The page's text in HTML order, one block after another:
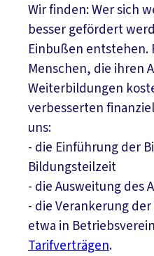
Wir finden: Wer sich
besser gefördert
Einbußen entstehen.
Menschen, die ihren
Weiterbildungen
verbesserten
uns:
- die Einführung der
Bildungsteilzeit
- die Ausweitung des
- die Verankerung
etwa in
Tarifverträgen.